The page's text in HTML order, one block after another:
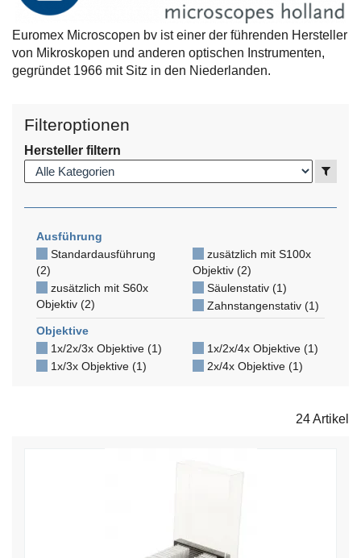
Euromex Microscopen bv ist einer der führenden Hersteller
von Mikroskopen und anderen optischen Instrumenten,
gegründet 1966 mit Sitz in den Niederlanden.
Filteroptionen
Hersteller filtern
Ausführung
Standardausführung
(2)
zusätzlich mit S100x
Objektiv (2)
zusätzlich mit S60x
Objektiv (2)
Säulenstativ (1)
Zahnstangenstativ (1)
Objektive
1x/2x/3x Objektive (1)
1x/2x/4x Objektive (1)
1x/3x Objektive (1)
2x/4x Objektive (1)
24 Artikel